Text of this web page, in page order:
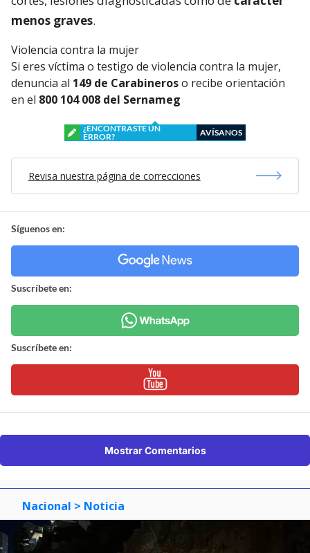
menos graves.
Violencia contra la mujer
Si eres víctima o testigo de violencia contra la mujer,
denuncia al 149 de Carabineroso recibe orientación
en el 800 104 008 del Sernameg
¿ENCONTRASTE UN
ERROR?
AVÍSANOS
Revisa nuestra página de correcciones
Síguenos en:
Suscríbete en:
Suscríbete en:
Mostrar Comentarios
Nacional > Noticia